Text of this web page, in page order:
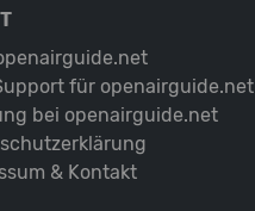
für openairguide.net
bei openairguide.net
& Kontakt